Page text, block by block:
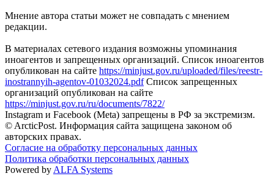
Мнение автора статьи может не совпадать с мнением
редакции.
В материалах сетевого издания возможны упоминания
иноагентов и запрещенных организаций. Список иноагентов
опубликован на сайте https://minjust.gov.ru/uploaded/files/reestr-
inostrannyih-agentov-01032024.pdfСписок запрещенных
организаций опубликован на сайте
https://minjust.gov.ru/ru/documents/7822/
Instagram и Facebook (Metа) запрещены в РФ за экстремизм.
© ArcticPost. Информация сайта защищена законом об
авторских правах.
Согласие на обработку персональных данных
Политика обработки персональных данных
Powered by ALFA Systems